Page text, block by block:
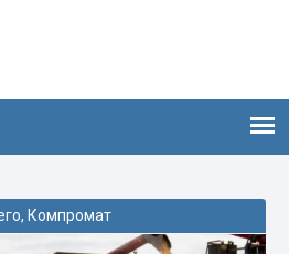
, Компромат